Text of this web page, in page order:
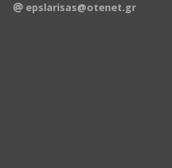
epslarisas@otenet.gr